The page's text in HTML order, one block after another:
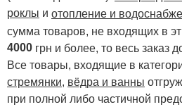
роклы и отопление и
сумма товаров, не входящих в
4000 грн и более, то весь заказ
Все товары, входящие в
стремянки, вёдра и ванны
при полной либо частичной